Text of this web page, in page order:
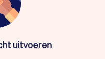
uitvoeren